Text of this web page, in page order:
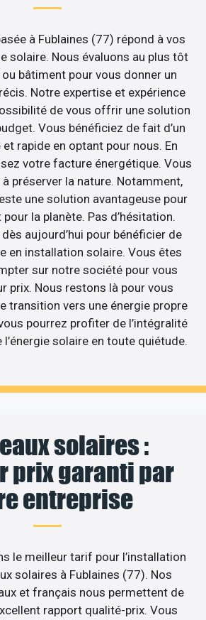
à Fublaines (77) répond à vos
solaire. Nous évaluons au plus tôt
bâtiment pour vous donner un
Notre expertise et expérience
de vous offrir une solution
Vous bénéficiez de fait d’un
rapide en optant pour nous. En
votre facture énergétique. Vous
préserver la nature. Notamment,
une solution avantageuse pour
la planète. Pas d’hésitation.
aujourd’hui pour bénéficier de
en installation solaire. Vous êtes
sur notre société pour vous
prix. Nous restons là pour vous
transition vers une énergie propre
pourrez profiter de l’intégralité
solaire en toute quiétude.
solaires :
prix garanti par
entreprise
le meilleur tarif pour l’installation
solaires à Fublaines (77). Nos
et français nous permettent de
rapport qualité-prix. Vous